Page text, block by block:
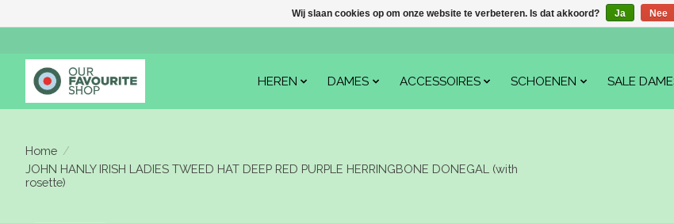
HEREN DAMES ACCESSOIRES SCHOENEN SALE
Home /
JOHN HANLY IRISH LADIES TWEED HAT DEEP RED PURPLE HERRINGBONE DONEGAL (with
rosette)
Wij slaan cookies op om onze website te verbeteren. Is dat akkoord? Ja Nee